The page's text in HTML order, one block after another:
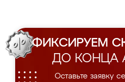
ФИКСИРУЕМ
ДО КОНЦА
Оставьте заявку